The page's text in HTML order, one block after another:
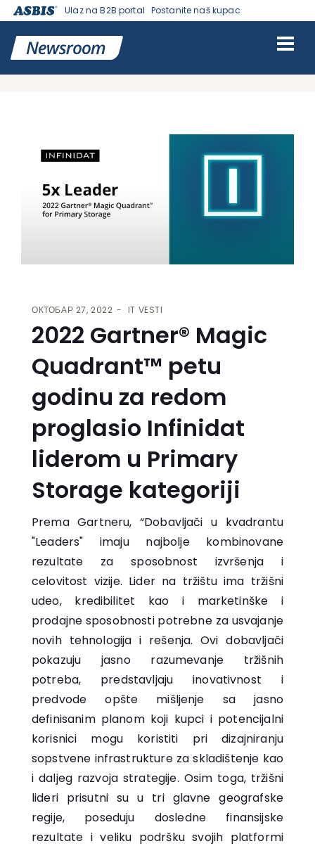
Ulaz na B2B portal Postanite naš kupac
QUADRANT™ PETU GODINU ZA REDOM PROGLASIO INFINIDAT
LIDEROM U PRIMARY STORAGE KATEGORIJI
ОКТОБАР 27, 2022 IT VESTI
2022 Gartner® Magic
Quadrant™ petu
godinu za redom
proglasio Infinidat
liderom u Primary
Storage kategoriji
Prema Gartneru, “Dobavljači u kvadrantu
"Leaders" imaju najbolje kombinovane
rezultate za sposobnost izvršenja i
celovitost vizije. Lider na tržištu ima tržišni
udeo, kredibilitet kao i marketinške i
prodajne sposobnosti potrebne za usvajanje
novih tehnologija i rešenja. Ovi dobavljači
pokazuju jasno razumevanje tržišnih
potreba, predstavljaju inovativnost i
predvode opšte mišljenje sa jasno
definisanim planom koji kupci i potencijalni
korisnici mogu koristiti pri dizajniranju
sopstvene infrastrukture za skladištenje kao
i daljeg razvoja strategije. Osim toga, tržišni
lideri prisutni su u tri glavne geografske
regije, poseduju dosledne finansijske
rezultate i veliku podršku svojih platformi